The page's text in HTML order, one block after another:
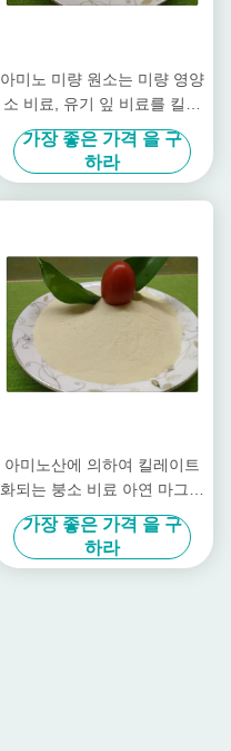
아미노 미량 원소는 미량 영양
소 비료, 유기 잎 비료를 킬레
이트화했습니다
가장 좋은 가격 을 구
하라
아미노산에 의하여 킬레이트
화되는 붕소 비료 아연 마그네
슘 수용성 비료
가장 좋은 가격 을 구
하라